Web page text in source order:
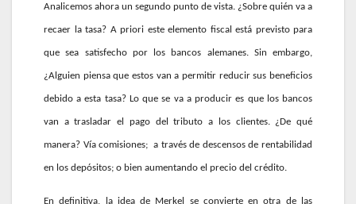
Analicemos ahora un segundo punto de vista. ¿Sobre quién va a
recaer la tasa? A priori este elemento fiscal está previsto para
que sea satisfecho por los bancos alemanes. Sin embargo,
¿Alguien piensa que estos van a permitir reducir sus beneficios
debido a esta tasa? Lo que se va a producir es que los bancos
van a trasladar el pago del tributo a los clientes. ¿De qué
manera? Vía comisiones; a través de descensos de rentabilidad
en los depósitos; o bien aumentando el precio del crédito.
En definitiva, la idea de Merkel se convierte en otra de las